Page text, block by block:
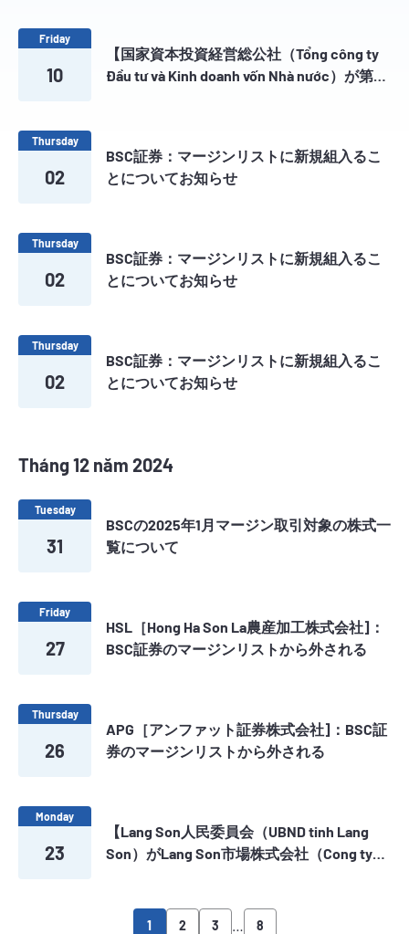
Friday
10
【国家資本投資経営総公社（Tổng công ty
Đầu tư và Kinh doanh vốn Nhà nước）が第8
Thursday
02
BSC証券：マージンリストに新規組入るこ
とについてお知らせ
Thursday
02
BSC証券：マージンリストに新規組入るこ
とについてお知らせ
Thursday
02
BSC証券：マージンリストに新規組入るこ
とについてお知らせ
Tháng 12 năm 2024
Tuesday
31
BSCの2025年1月マージン取引対象の株式一
覧について
Friday
27
HSL［Hong Ha Son La農産加工株式会社]：
BSC証券のマージンリストから外される
Thursday
26
APG［アンファット証券株式会社]：BSC証
券のマージンリストから外される
Monday
23
【Lang Son人民委員会（UBND tinh Lang
Son）がLang Son市場株式会社（Cong ty
1 2 3 8